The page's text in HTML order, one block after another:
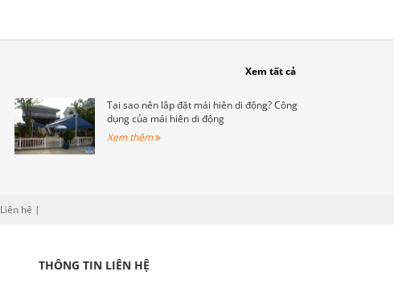
Xem tất cả
Tại sao nên lắp đặt mái hiên di động? Công
dụng của mái hiên di động
Xem thêm
Liên hệ |
THÔNG TIN LIÊN HỆ